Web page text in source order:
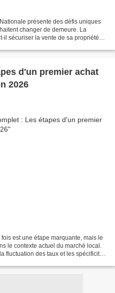
présente des défis uniques
changer de demeure. La
il sécuriser la vente de sa propriété
d'un premier achat
2026
est une étape marquante, mais le
le contexte actuel du marché local.
fluctuation des taux et les spécificités